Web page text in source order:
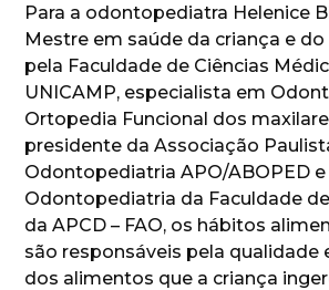
Para a odontopediatra Helenice
Mestre em saúde da criança e
pela Faculdade de Ciências
UNICAMP, especialista em
Ortopedia Funcional dos
presidente da Associação
Odontopediatria APO/ABOPED
Odontopediatria da Faculdade
da APCD – FAO, os hábitos
são responsáveis pela qualidade
dos alimentos que a criança